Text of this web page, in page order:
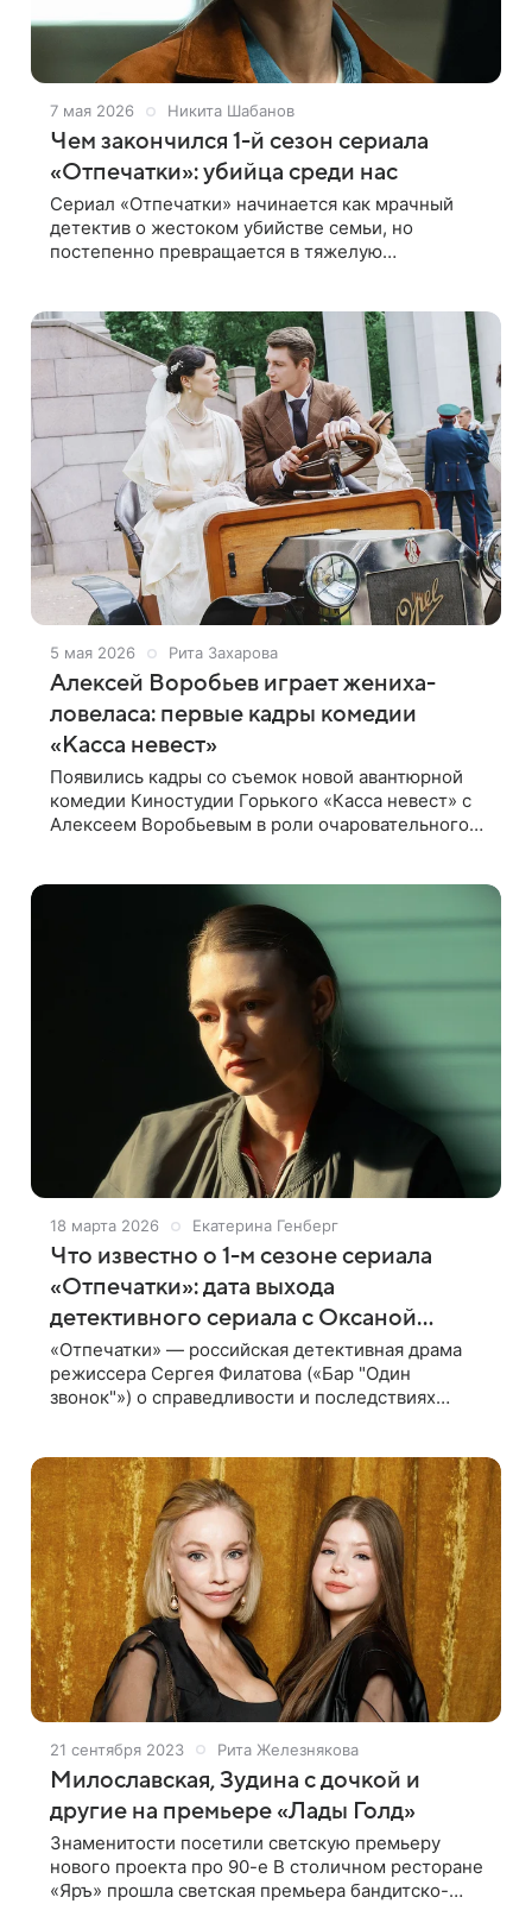
7 мая 2026 Никита Шабанов
Чем закончился 1-й сезон сериала
«Отпечатки»: убийца среди нас
Сериал «Отпечатки» начинается как мрачный
детектив о жестоком убийстве семьи, но
постепенно превращается в тяжелую
5 мая 2026 Рита Захарова
Алексей Воробьев играет жениха-
ловеласа: первые кадры комедии
«Касса невест»
Появились кадры со съемок новой авантюрной
комедии Киностудии Горького «Касса невест» с
Алексеем Воробьевым в роли очаровательного и
18 марта 2026 Екатерина Генберг
Что известно о 1-м сезоне сериала
«Отпечатки»: дата выхода
детективного сериала с Оксаной
Акиньшиной
«Отпечатки» — российская детективная драма
режиссера Сергея Филатова («Бар "Один
звонок"») о справедливости и последствиях
21 сентября 2023 Рита Железнякова
Милославская, Зудина с дочкой и
другие на премьере «Лады Голд»
Знаменитости посетили светскую премьеру
нового проекта про 90-е В столичном ресторане
«Яръ» прошла светская премьера бандитско-